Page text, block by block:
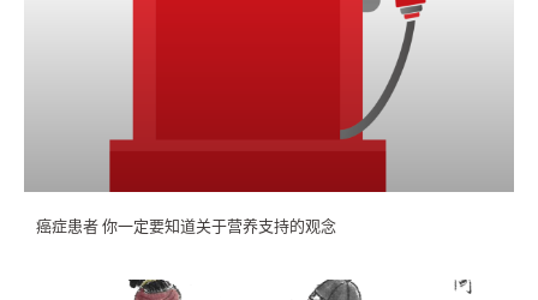
癌症患者 你一定要知道关于营养支持的观念